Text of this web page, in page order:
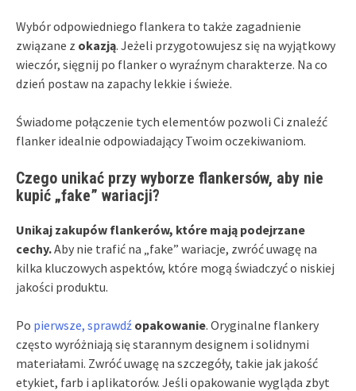
Wybór odpowiedniego flankera to także zagadnienie
związane z okazją. Jeżeli przygotowujesz się na wyjątkowy
wieczór, sięgnij po flanker o wyraźnym charakterze. Na co
dzień postaw na zapachy lekkie i świeże.
Świadome połączenie tych elementów pozwoli Ci znaleźć
flanker idealnie odpowiadający Twoim oczekiwaniom.
Czego unikać przy wyborze flankersów, aby nie
kupić „fake” wariacji?
Unikaj zakupów flankerów, które mają podejrzane
cechy.Aby nie trafić na „fake” wariacje, zwróć uwagę na
kilka kluczowych aspektów, które mogą świadczyć o niskiej
jakości produktu.
Po pierwsze, sprawdź opakowanie. Oryginalne flankery
często wyróżniają się starannym designem i solidnymi
materiałami. Zwróć uwagę na szczegóły, takie jak jakość
etykiet, farb i aplikatorów. Jeśli opakowanie wygląda zbyt